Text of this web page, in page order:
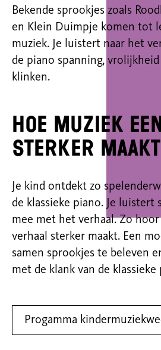
Bekende sprookjes zoals
en Klein Duimpje komen tot
muziek. Je luistert naar het
de piano spanning,
klinken.
Hoe muziek
sterker maakt
Je kind ontdekt zo
de klassieke piano. Je luistert
mee met het verhaal. Zo
verhaal sterker maakt. Een
samen sprookjes te beleven
met de klank van de klassieke
Progamma